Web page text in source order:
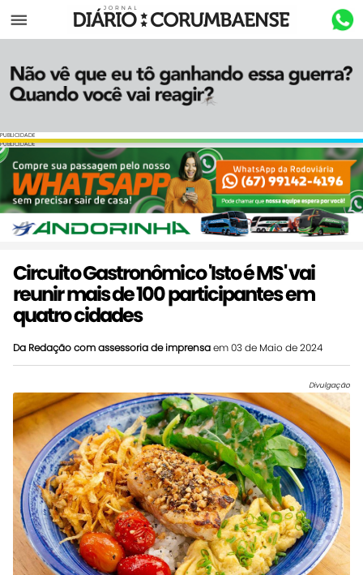
Menu
PUBLICIDADE
PUBLICIDADE
Circuito Gastronômico 'Isto é MS' vai
reunir mais de 100 participantes em
quatro cidades
Da Redação com assessoria de imprensaem 03 de Maio de 2024
Divulgação